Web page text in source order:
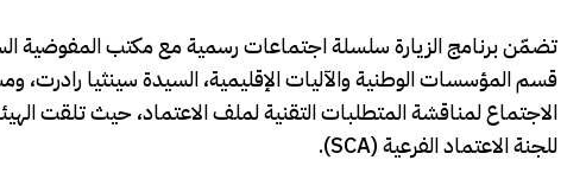
تضمّن برنامج الزيارة سلسلة اجتماعات رسمية مع مكتب المفوضية
قسم المؤسسات الوطنية والآليات الإقليمية، السيدة سينثيا
الاجتماع لمناقشة المتطلبات التقنية لملف الاعتماد، حيث تلقت
للجنة الاعتماد الفرعية (SCA).